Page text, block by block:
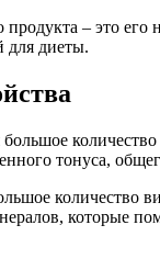
– это его
для диеты.
тонуса,
количество
которые